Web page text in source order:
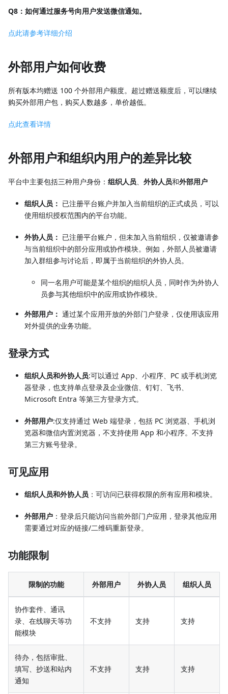
Q8：如何通过服务号向用户发送微信通知。
点此请参考详细介绍
外部用户如何收费
所有版本均赠送 100 个外部用户额度。超过赠送额度后，可以继续
购买外部用户包，购买人数越多，单价越低。
点此查看详情
外部用户和组织内用户的差异比较
平台中主要包括三种用户身份： 组织人员、 外协人员和外部用户
组织人员： 已注册平台账户并加入当前组织的正式成员，可以
使用组织授权范围内的平台功能。
外协人员： 已注册平台账户，但未加入当前组织，仅被邀请参
与当前组织中的部分应用或协作模块。例如，外部人员被邀请
加入群组参与讨论后，即属于当前组织的外协人员。
同一名用户可能是某个组织的组织人员，同时作为外协人
员参与其他组织中的应用或协作模块。
外部用户： 通过某个应用开放的外部门户登录，仅使用该应用
对外提供的业务功能。
登录方式
组织人员和外协人员:可以通过 App、小程序、PC 或手机浏览
器登录，也支持单点登录及企业微信、钉钉、飞书、
Microsoft Entra 等第三方登录方式。
外部用户:仅支持通过 Web 端登录，包括 PC 浏览器、手机浏
览器和微信内置浏览器，不支持使用 App 和小程序。不支持
第三方账号登录。
可见应用
组织人员和外协人员 ：可访问已获得权限的所有应用和模块。
外部用户 ：登录后只能访问当前外部门户应用，登录其他应用
需要通过对应的链接/二维码重新登录。
功能限制
限制的功能 外部用户 外协人员 组织人员
协作套件、通讯
录、在线聊天等功
能模块
不支持 支持 支持
待办，包括审批、
填写、抄送和站内
通知
不支持 支持 支持